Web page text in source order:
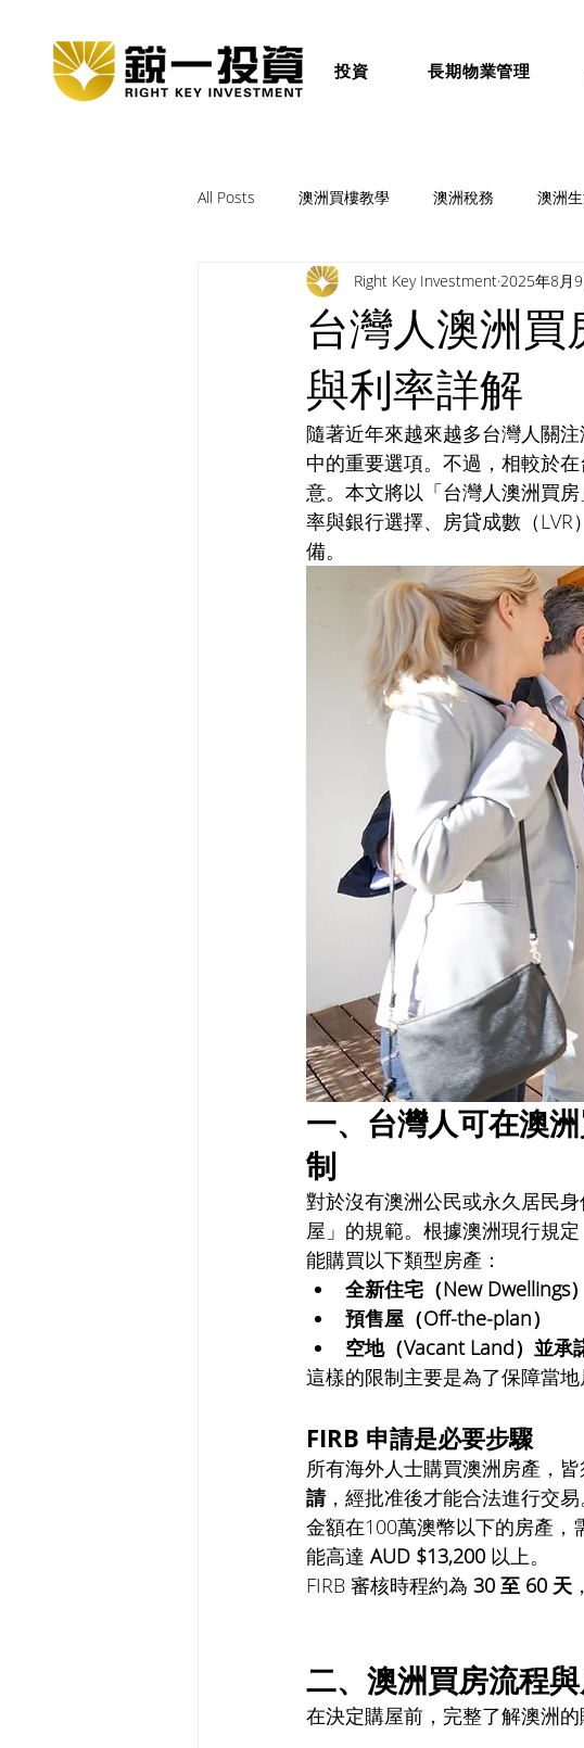
投資 長期物業管理
All Posts 澳洲買樓教學 澳洲稅務 澳洲
台灣人澳洲
與利率詳解
Right Key Investment 2025年8月
隨著近年來越來越多台灣人關
中的重要選項。不過，相較於
意。本文將以「台灣人澳洲買
率與銀行選擇、房貸成數（
備。
一、台灣人可在澳
制
對於沒有澳洲公民或永久居民
屋」的規範。根據澳洲現行規
能購買以下類型房產：
全新住宅（New Dwellings）
預售屋（Off-the-plan）
空地（Vacant Land）並承
這樣的限制主要是為了保障當
FIRB 申請是必要步驟
所有海外人士購買澳洲房產，皆
請，經批准後才能合法進行交
金額在100萬澳幣以下的房產，
能高達 AUD $13,200 以上。
FIRB 審核時程約為 30 至 60 天
二、澳洲買房流程
在決定購屋前，完整了解澳洲